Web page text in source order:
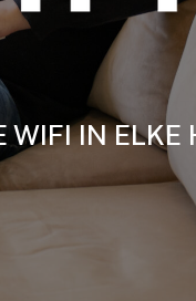
WIFI IN ELKE